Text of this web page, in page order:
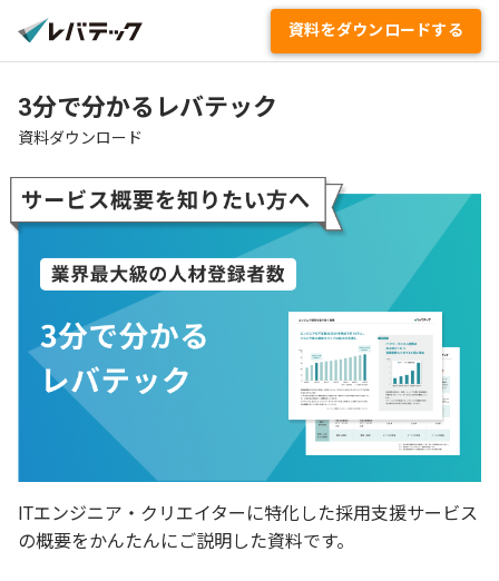
資料をダウンロードする
資料ダウンロード
ITエンジニア・クリエイターに特化した採用支援サービス
の概要をかんたんにご説明した資料です。